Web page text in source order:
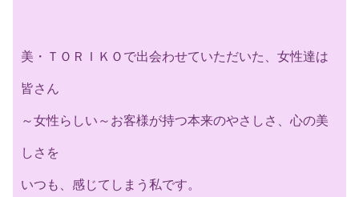
美・ＴＯＲＩＫＯで出会わせていただいた、女性達は
皆さん
～女性らしい～お客様が持つ本来のやさしさ、心の美
しさを
いつも、感じてしまう私です。